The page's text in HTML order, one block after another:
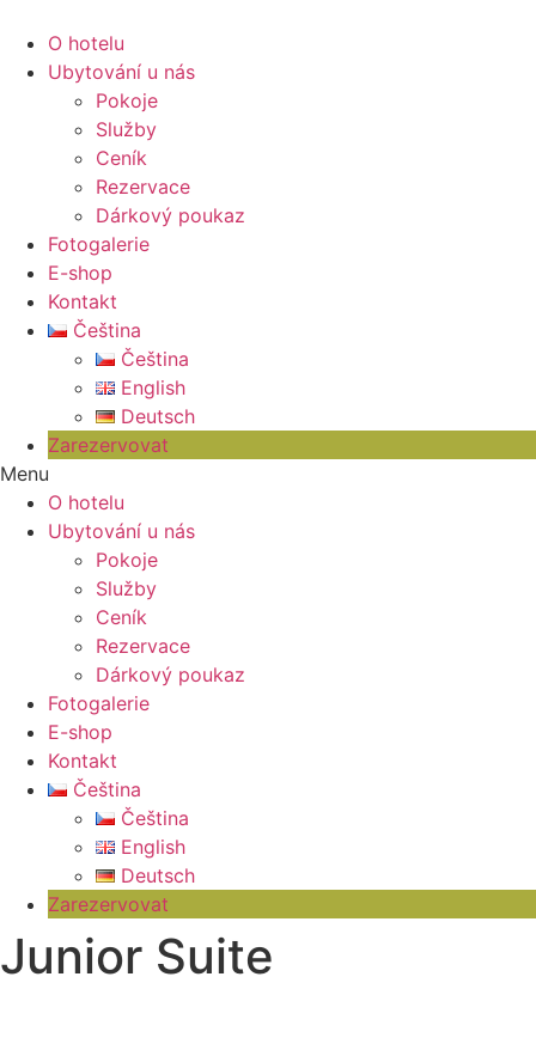
O hotelu
Ubytování u nás
Pokoje
Služby
Ceník
Rezervace
Dárkový poukaz
Fotogalerie
E-shop
Kontakt
Čeština
Čeština
English
Deutsch
Zarezervovat
Menu
O hotelu
Ubytování u nás
Pokoje
Služby
Ceník
Rezervace
Dárkový poukaz
Fotogalerie
E-shop
Kontakt
Čeština
Čeština
English
Deutsch
Zarezervovat
Junior Suite